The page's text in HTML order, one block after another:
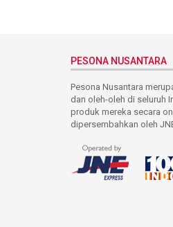
PESONA NUSANTARA
Pesona Nusantara
dan oleh-oleh di seluruh
produk mereka secara
dipersembahkan oleh